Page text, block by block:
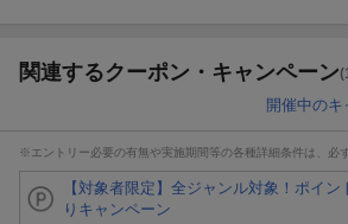
関連するクーポン・キャンペーン
開催中の
※エントリー必要の有無や実施期間等の各種詳細条件は、必
【対象者限定】全ジャンル対象！ポイ
りキャンペーン